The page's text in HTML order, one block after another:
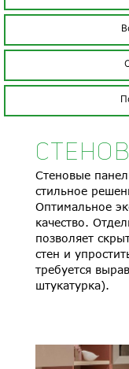
Стеновые
стильное
Оптимальное
качество.
позволяет
стен и
требуется
штукатурка).